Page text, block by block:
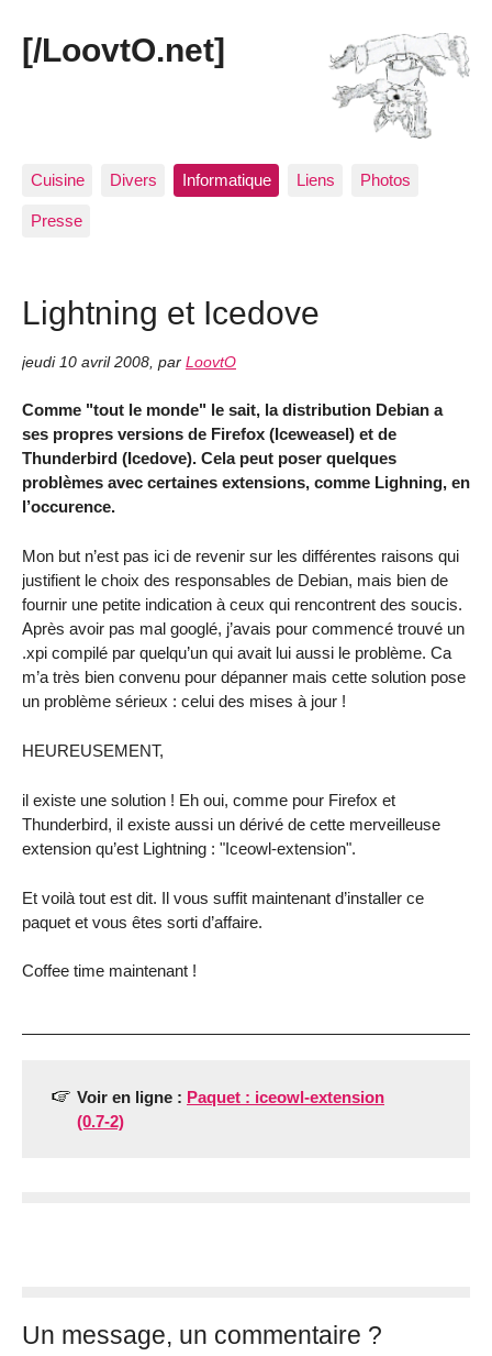
[/LoovtO.net]
Cuisine Divers Informatique Liens Photos
Presse
Lightning et Icedove
jeudi 10 avril 2008 par LoovtO
Comme "tout le monde" le sait, la distribution Debian a
ses propres versions de Firefox (Iceweasel) et de
Thunderbird (Icedove). Cela peut poser quelques
problèmes avec certaines extensions, comme Lighning, en
l’occurence.
Mon but n’est pas ici de revenir sur les différentes raisons qui
justifient le choix des responsables de Debian, mais bien de
fournir une petite indication à ceux qui rencontrent des soucis.
Après avoir pas mal googlé, j’avais pour commencé trouvé un
.xpi compilé par quelqu’un qui avait lui aussi le problème. Ca
m’a très bien convenu pour dépanner mais cette solution pose
un problème sérieux : celui des mises à jour !
HEUREUSEMENT,
il existe une solution ! Eh oui, comme pour Firefox et
Thunderbird, il existe aussi un dérivé de cette merveilleuse
extension qu’est Lightning : "Iceowl-extension".
Et voilà tout est dit. Il vous suffit maintenant d’installer ce
paquet et vous êtes sorti d’affaire.
Coffee time maintenant !
Voir en ligne : Paquet : iceowl-extension
(0.7-2)
Un message, un commentaire ?